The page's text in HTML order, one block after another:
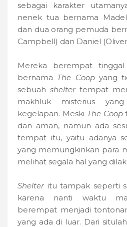
sebagai karakter
nenek tua bernama
dan dua orang pemuda
Campbell) dan Daniel
Mereka berempat
bernama The Coopyang
sebuah shelter tempat
makhluk misterius
kegelapan. Meski The Coop
dan aman, namun ada
tempat itu, yaitu adanya
yang memungkinkan para
melihat segala hal yang
Shelter itu tampak seperti
karena nanti waktu
berempat menjadi
yang ada di luar. Dari